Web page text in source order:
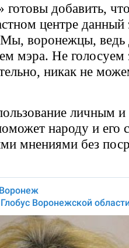
готовы добавить,
центре данный
воронежцы, ведь
мэра. Не голосуем
никак не
личным
народу и его
мнениями без